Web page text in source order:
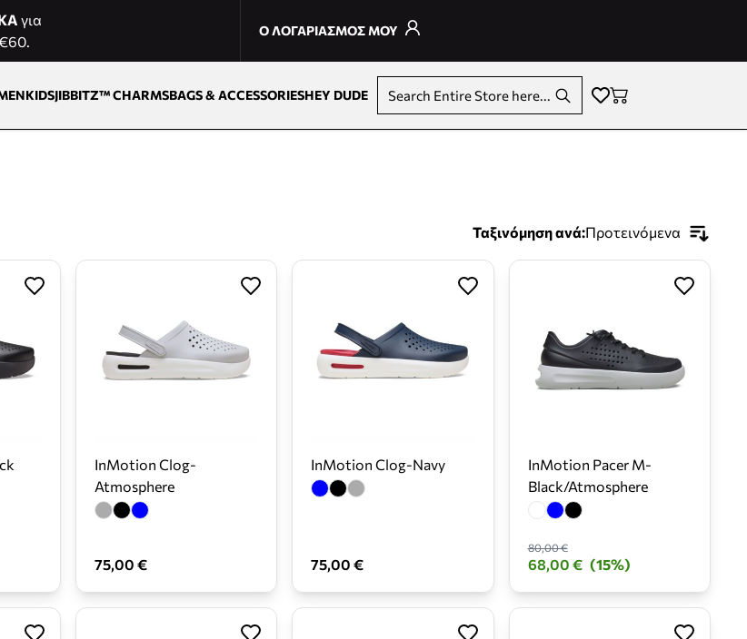
για
Ο ΛΟΓΑΡΙΑΣΜΟΣ ΜΟΥ
KIDSJIBBITZ™ CHARMSBAGS & ACCESSORIESHEY DUDE Search Entire Store here...
Ταξινόμηση ανά:Προτεινόμενα
InMotion Clog-
Atmosphere
75,00 €
InMotion Clog-Navy
75,00 €
InMotion Pacer M-
Black/Atmosphere
80,00 €
68,00 € (15%)